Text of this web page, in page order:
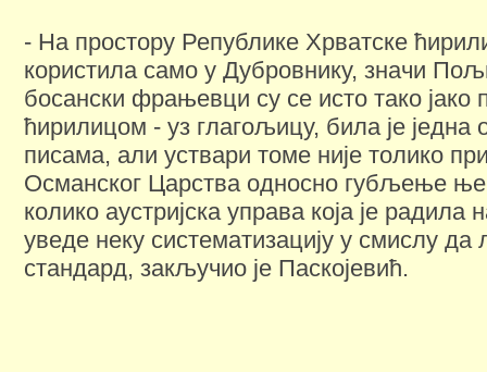
- На простору Републике Хрватске
користила само у Дубровнику, значи
босански фрањевци су се исто тако јако
ћирилицом - уз глагољицу, била је једна
писама, али уствари томе није толико
Османског Царства односно губљење
колико аустријска управа која је радила
уведе неку систематизацију у смислу да
стандард, закључио је Паскојевић.